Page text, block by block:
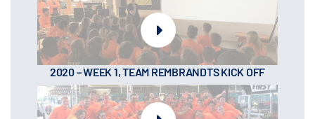
2020 – WEEK 1, TEAM REMBRANDTS KICK OFF